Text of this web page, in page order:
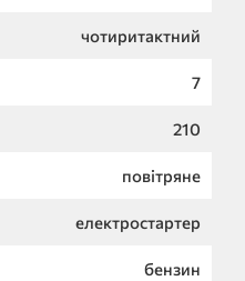
чотиритактний
7
210
повітряне
електростартер
бензин